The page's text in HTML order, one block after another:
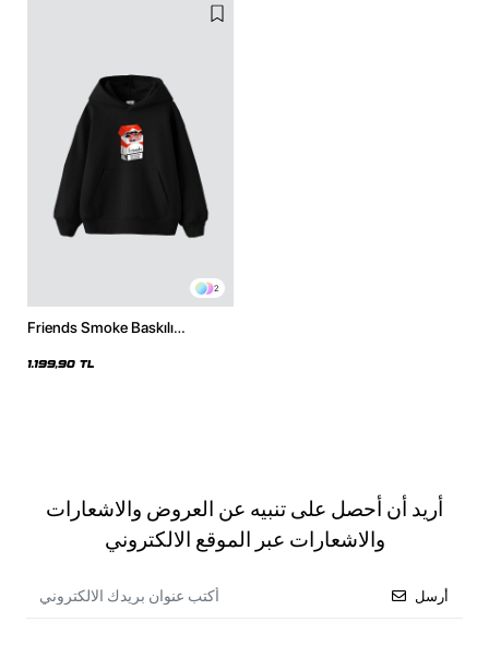
2
Friends Smoke Baskılı
1.199,90 TL
أريد أن أحصل على تنبيه عن العروض والاشعارات
والاشعارات عبر الموقع الالكتروني
أرسل